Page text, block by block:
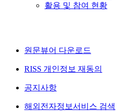
활용 및 참여 현황
원문뷰어 다운로드
RISS 개인정보 재동의
공지사항
해외전자정보서비스 검색